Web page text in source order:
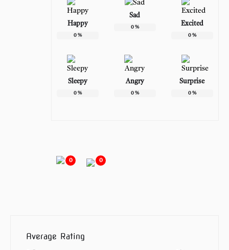
Happy
0%
Sad
0% Excited
0%
Sleepy
0%
Angry
0%
Surprise
0%
0 0
Average Rating